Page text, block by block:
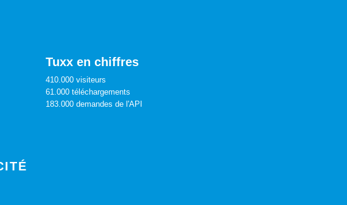
Tuxx en chiffres
410.000 visiteurs
61.000 téléchargements
183.000 demandes de l'API